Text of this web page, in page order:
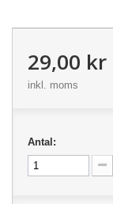
29,00 kr
inkl. moms
Antal: